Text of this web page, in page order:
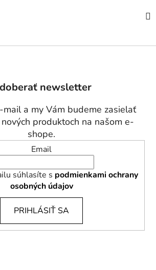
newsletter
a my Vám budeme zasielať
produktoch na našom e-
shope.
Email
súhlasíte s podmienkami ochrany
osobných údajov
PRIHLÁSIŤ SA